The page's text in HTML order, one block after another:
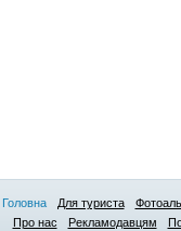
Головна Для туриста
Про нас
Рекламодавцям